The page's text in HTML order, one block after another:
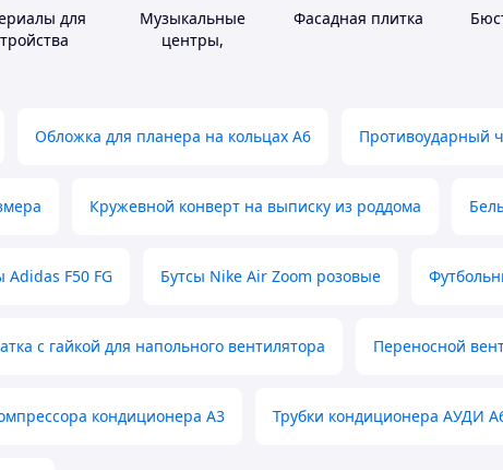
для
Музыкальные
центры,
Фасадная плитка
Обложка для планера на кольцах А6 Противоударный
Кружевной конверт на выписку из роддома
Adidas F50 FG Бутсы Nike Air Zoom розовые
с гайкой для напольного вентилятора Переносной
кондиционера А3 Трубки кондиционера АУДИ